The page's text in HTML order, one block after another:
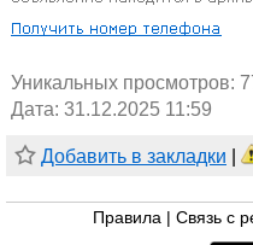
Уникальных просмотров:
Дата: 31.12.2025 11:59
Добавить в закладки
Правила Связь с